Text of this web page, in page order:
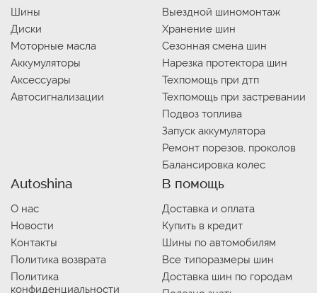
Шины
Диски
Моторные масла
Аккумуляторы
Аксессуары
Автосигнализации
Выездной шиномонтаж
Хранение шин
Сезонная смена шин
Нарезка протектора шин
Техпомощь при дтп
Техпомощь при застревании
Подвоз топлива
Запуск аккумулятора
Ремонт порезов, проколов
Балансировка колес
Autoshina
О нас
Новости
Контакты
Политика возврата
Политика
конфиденциальности
В помощь
Доставка и оплата
Купить в кредит
Шины по автомобилям
Все типоразмеры шин
Доставка шин по городам